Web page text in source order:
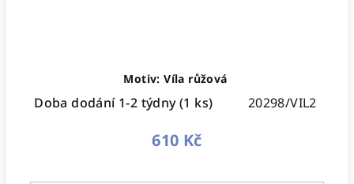
Motiv: Víla růžová
Doba dodání 1-2 týdny(1 ks) 20298/VIL2
610 Kč